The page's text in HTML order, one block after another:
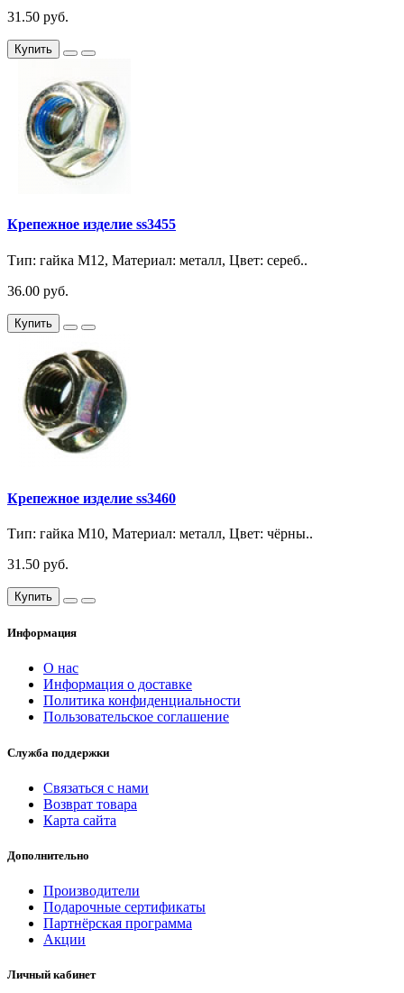
31.50 руб.
Купить
Крепежное изделие ss3455
Тип: гайка М12, Материал: металл, Цвет: сереб..
36.00 руб.
Купить
Крепежное изделие ss3460
Тип: гайка М10, Материал: металл, Цвет: чёрны..
31.50 руб.
Купить
Информация
О нас
Информация о доставке
Политика конфиденциальности
Пользовательское соглашение
Служба поддержки
Связаться с нами
Возврат товара
Карта сайта
Дополнительно
Производители
Подарочные сертификаты
Партнёрская программа
Акции
Личный кабинет